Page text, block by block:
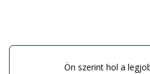
Ön szerint hol a